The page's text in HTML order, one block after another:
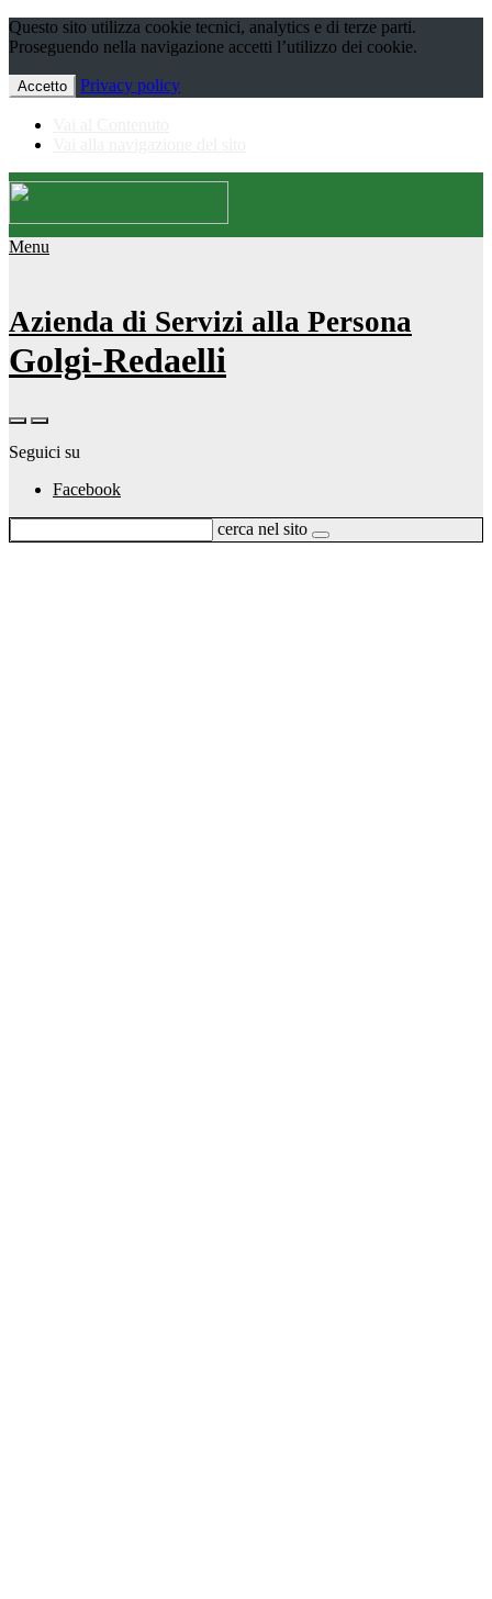
Questo sito utilizza cookie tecnici, analytics e di terze parti.
Proseguendo nella navigazione accetti l’utilizzo dei cookie.
Accetto Privacy policy
Menu
Azienda di Servizi alla Persona
Golgi-Redaelli
Seguici su
Facebook
cerca nel sito